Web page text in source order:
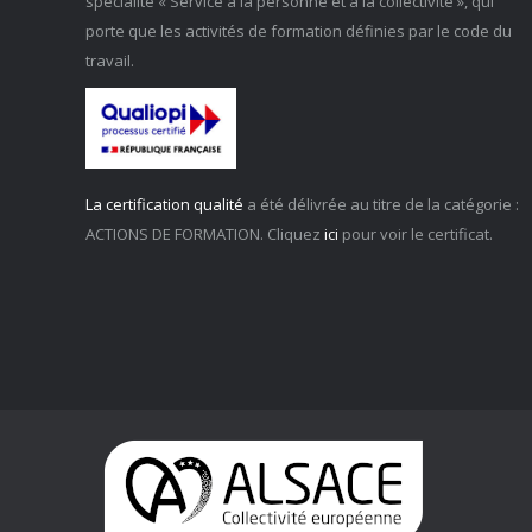
porte que les activités de formation définies par le code du
travail.
La certification qualité a été délivrée au titre de la catégorie :
ACTIONS DE FORMATION. Cliquez ici pour voir le certificat.